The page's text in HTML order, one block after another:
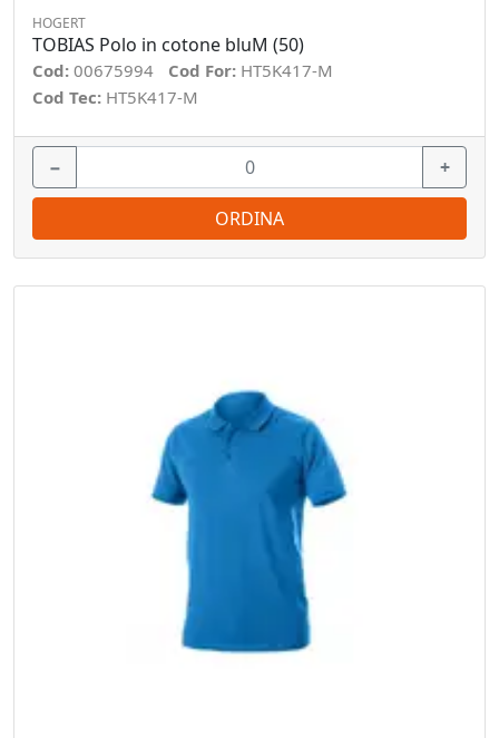
HOGERT
TOBIAS Polo in cotone bluM (50)
Cod: 00675994 Cod For: HT5K417-M
Cod Tec: HT5K417-M
− +
ORDINA